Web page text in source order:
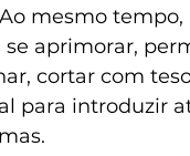
mesmo tempo,
aprimorar,
cortar com
para introduzir